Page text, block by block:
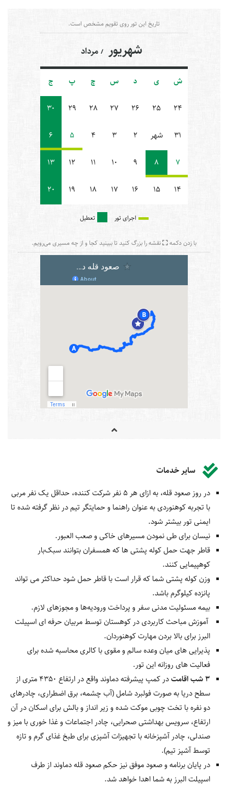
تاریخ این تور روی تقویم مشخص است.
شهریور مرداد
ش ی د س چ پ ج
24
25
26
27
28
29
30
31 شهر 2
3
4
5
6
7
8
9
10
11
12
13
14
15
16
17
18
19
20
اجرای تور تعطیل
با زدن دکمه نقشه را بزرگ کنید تا ببینید کجا و از چه مسیری می‌رویم.
سایر خدمات
در روز صعود قله، به ازای هر 5 نفر شرکت کننده، حداقل یک نفر مربی
با تجربه کوهنوردی به عنوان راهنما و حمایتگر تیم در نظر گرفته شده تا
ایمنی تور بیشتر شود.
نیسان برای طی نمودن مسیرهای خاکی و صعب العبور.
قاطر جهت حمل کوله پشتی ها که همسفران بتوانند سبک‌بار
کوهپیمایی کنند.
وزن کوله پشتی شما که قرار است با قاطر حمل شود حداکثر می تواند
پانزده کیلوگرم باشد.
بیمه مسئولیت مدنی سفر و پرداخت ورودیه‌ها و مجوزهای لازم.
آموزش مباحث کاربردی در کوهستان توسط مربیان حرفه ای اسپیلت
البرز برای بالا بردن مهارت کوهنوردان.
پذیرایی های میان وعده سالم و مقوی با کالری محاسبه شده برای
فعالیت های روزانه این تور.
3 شب اقامت
در کمپ پیشرفته دماوند واقع در ارتفاع 4350 متری از
سطح دریا به صورت فولبرد شامل (آب چشمه، برق اضطراری، چادرهای
دو نفره با تخت چوبی موکت شده و زیر انداز و بالش برای اسکان در آن
ارتفاع، سرویس بهداشتی صحرایی، چادر اجتماعات و غذا خوری با میز و
صندلی، چادر آشپزخانه با تجهیزات آشپزی برای طبخ غذای گرم و تازه
توسط آشپز تیم).
در پایان برنامه و صعود موفق نیز حکم صعود قله دماوند از طرف
اسپیلت البرز به شما اهدا خواهد شد.